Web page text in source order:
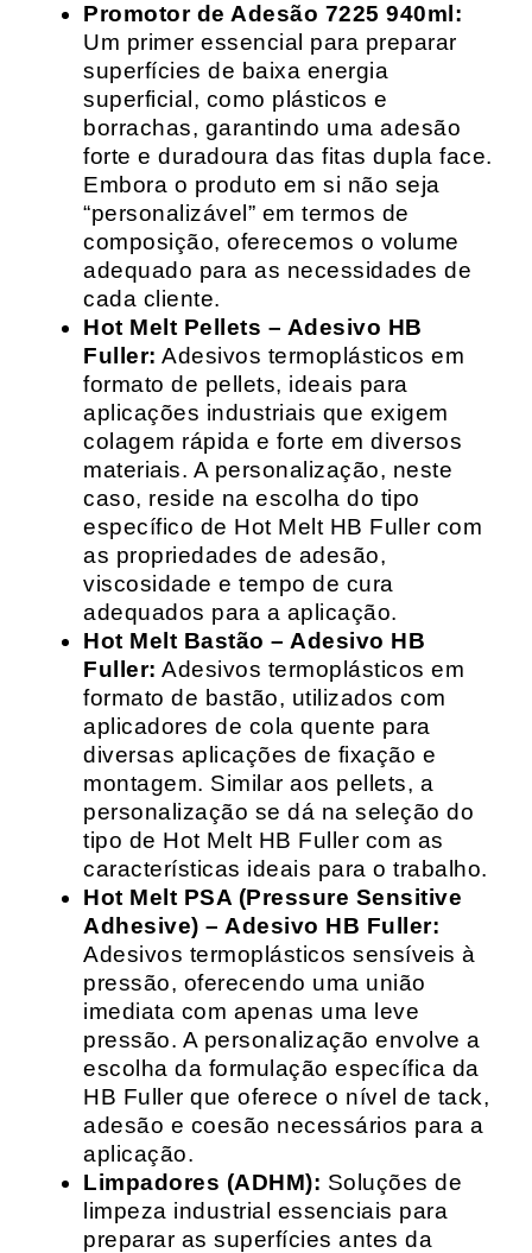
Promotor de Adesão 7225 940ml:
Um primer essencial para preparar
superfícies de baixa energia
superficial, como plásticos e
borrachas, garantindo uma adesão
forte e duradoura das fitas dupla face.
Embora o produto em si não seja
“personalizável” em termos de
composição, oferecemos o volume
adequado para as necessidades de
cada cliente.
Hot Melt Pellets – Adesivo HB
Fuller: Adesivos termoplásticos em
formato de pellets, ideais para
aplicações industriais que exigem
colagem rápida e forte em diversos
materiais. A personalização, neste
caso, reside na escolha do tipo
específico de Hot Melt HB Fuller com
as propriedades de adesão,
viscosidade e tempo de cura
adequados para a aplicação.
Hot Melt Bastão – Adesivo HB
Fuller: Adesivos termoplásticos em
formato de bastão, utilizados com
aplicadores de cola quente para
diversas aplicações de fixação e
montagem. Similar aos pellets, a
personalização se dá na seleção do
tipo de Hot Melt HB Fuller com as
características ideais para o trabalho.
Hot Melt PSA (Pressure Sensitive
Adhesive) – Adesivo HB Fuller:
Adesivos termoplásticos sensíveis à
pressão, oferecendo uma união
imediata com apenas uma leve
pressão. A personalização envolve a
escolha da formulação específica da
HB Fuller que oferece o nível de tack,
adesão e coesão necessários para a
aplicação.
Limpadores (ADHM): Soluções de
limpeza industrial essenciais para
preparar as superfícies antes da